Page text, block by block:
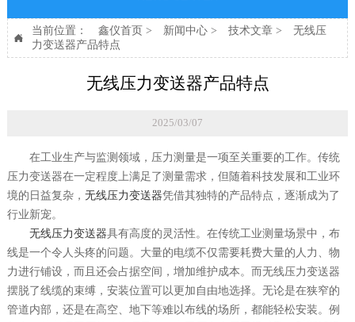

当前位置： 鑫仪首页 > 新闻中心> 技术文章>
无线压
力变送器产品特点
无线压力变送器产品特点
2025/03/07
在工业生产与监测领域，压力测量是一项至关重要的工作。传统
压力变送器在一定程度上满足了测量需求，但随着科技发展和工业环
境的日益复杂， 无线压力变送器凭借其独特的产品特点，逐渐成为了
行业新宠。
无线压力变送器具有高度的灵活性。在传统工业测量场景中，布
线是一个令人头疼的问题。大量的电缆不仅需要耗费大量的人力、物
力进行铺设，而且还会占据空间，增加维护成本。而无线压力变送器
摆脱了线缆的束缚，安装位置可以更加自由地选择。无论是在狭窄的
管道内部，还是在高空、地下等难以布线的场所，都能轻松安装。例